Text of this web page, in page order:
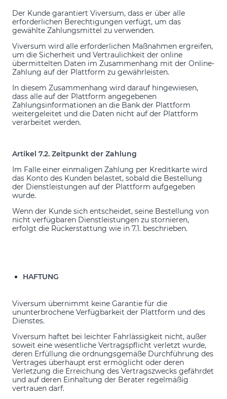
Der Kunde garantiert Viversum, dass er über alle
erforderlichen Berechtigungen verfügt, um das
gewählte Zahlungsmittel zu verwenden.
Viversum wird alle erforderlichen Maßnahmen ergreifen,
um die Sicherheit und Vertraulichkeit der online
übermittelten Daten im Zusammenhang mit der Online-
Zahlung auf der Plattform zu gewährleisten.
In diesem Zusammenhang wird darauf hingewiesen,
dass alle auf der Plattform angegebenen
Zahlungsinformationen an die Bank der Plattform
weitergeleitet und die Daten nicht auf der Plattform
verarbeitet werden.
Artikel 7.2. Zeitpunkt der Zahlung
Im Falle einer einmaligen Zahlung per Kreditkarte wird
das Konto des Kunden belastet, sobald die Bestellung
der Dienstleistungen auf der Plattform aufgegeben
wurde.
Wenn der Kunde sich entscheidet, seine Bestellung von
nicht verfügbaren Dienstleistungen zu stornieren,
erfolgt die Rückerstattung wie in 7.1. beschrieben.
HAFTUNG
Viversum übernimmt keine Garantie für die
ununterbrochene Verfügbarkeit der Plattform und des
Dienstes.
Viversum haftet bei leichter Fahrlässigkeit nicht, außer
soweit eine wesentliche Vertragspflicht verletzt wurde,
deren Erfüllung die ordnungsgemäße Durchführung des
Vertrages überhaupt erst ermöglicht oder deren
Verletzung die Erreichung des Vertragszwecks gefährdet
und auf deren Einhaltung der Berater regelmäßig
vertrauen darf.